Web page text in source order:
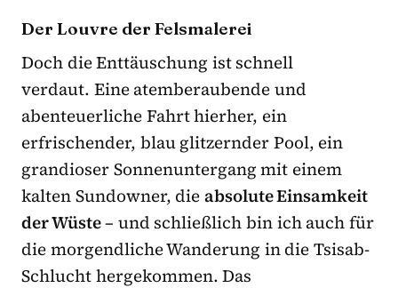
Der Louvre der Felsmalerei
Doch die Enttäuschung ist schnell
verdaut. Eine atemberaubende und
abenteuerliche Fahrt hierher, ein
erfrischender, blau glitzernder Pool, ein
grandioser Sonnenuntergang mit einem
kalten Sundowner, dieabsolute Einsamkeit
der Wüste– und schließlich bin ich auch für
die morgendliche Wanderung in die Tsisab-
Schlucht hergekommen. Das